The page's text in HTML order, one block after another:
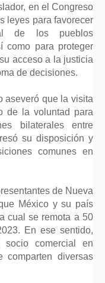
en el Congreso
leyes para favorecer
de los pueblos
como para proteger
acceso a la justicia
de decisiones.
aseveró que la visita
de la voluntad para
bilaterales entre
su disposición y
comunes en
de Nueva
México y su país
cual se remota a 50
En ese sentido,
socio comercial en
diversas